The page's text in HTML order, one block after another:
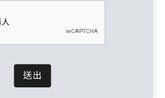
送出